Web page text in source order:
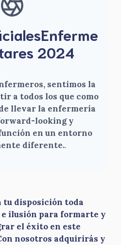
2024
sentimos la
a todos los que como
llevar la enfermería
looking y
en un entorno
diferente..
tu disposición toda
ilusión para formarte y
el éxito en este
nosotros adquirirás y